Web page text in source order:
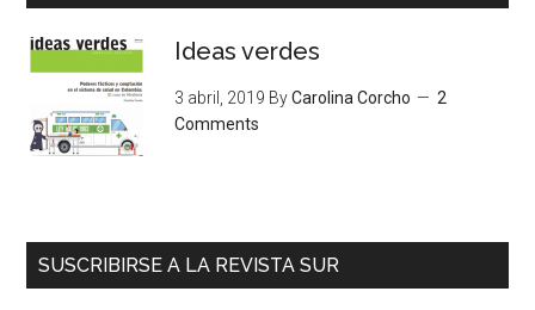
Ideas verdes
3 abril, 2019 ByCarolina Corcho
2
Comments
SUSCRIBIRSE A LA REVISTA SUR